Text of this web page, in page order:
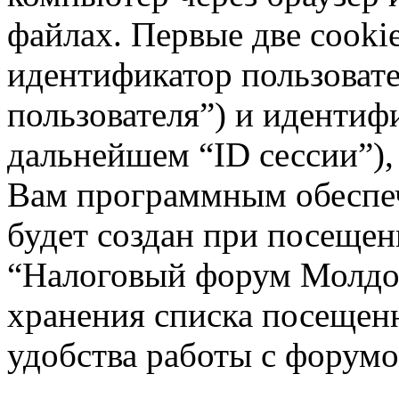
файлах. Первые две
идентификатор
пользователя”) и
дальнейшем “ID
Вам программным
будет создан при
“Налоговый форум
хранения списка
удобства работы с